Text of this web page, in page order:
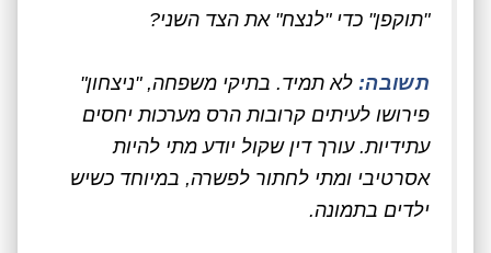
"תוקפן" כדי "לנצח" את הצד השני?
תשובה: לא תמיד. בתיקי משפחה, "ניצחון"
פירושו לעיתים קרובות הרס מערכות יחסים
עתידיות. עורך דין שקול יודע מתי להיות
אסרטיבי ומתי לחתור לפשרה, במיוחד כשיש
ילדים בתמונה.